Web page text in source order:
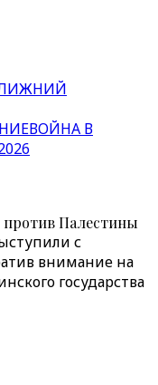
ВОЙНА В
Палестины
с
внимание на
государства